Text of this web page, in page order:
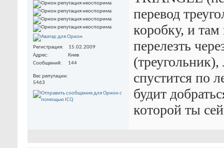
Регистрация
15.02.2009
Адрес
Киев
Сообщений
144
Вес репутации
5463
перевод
коробку, и
перелезть
спустится по
будит
которой ты